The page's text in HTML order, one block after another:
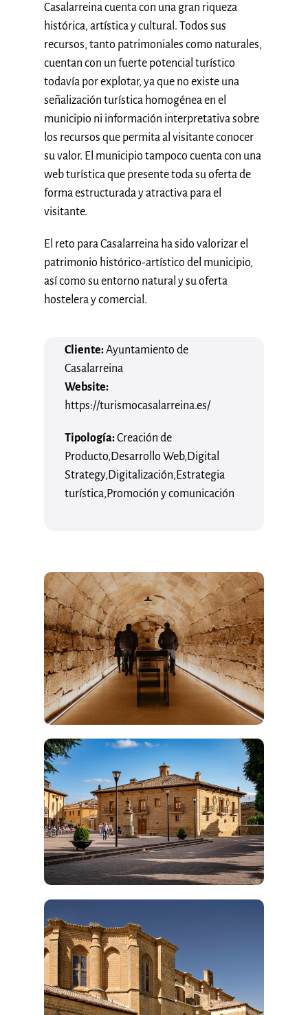
Casalarreina cuenta con una gran riqueza
histórica, artística y cultural. Todos sus
recursos, tanto patrimoniales como naturales,
cuentan con un fuerte potencial turístico
todavía por explotar, ya que no existe una
señalización turística homogénea en el
municipio ni información interpretativa sobre
los recursos que permita al visitante conocer
su valor. El municipio tampoco cuenta con una
web turística que presente toda su oferta de
forma estructurada y atractiva para el
visitante.
El reto para Casalarreina ha sido valorizar el
patrimonio histórico-artístico del municipio,
así como su entorno natural y su oferta
hostelera y comercial.
Cliente:Ayuntamiento de
Casalarreina
Website:
https://turismocasalarreina.es/
Tipología:Creación de
Producto, Desarrollo Web, Digital
Strategy, Digitalización, Estrategia
turística, Promoción y comunicación